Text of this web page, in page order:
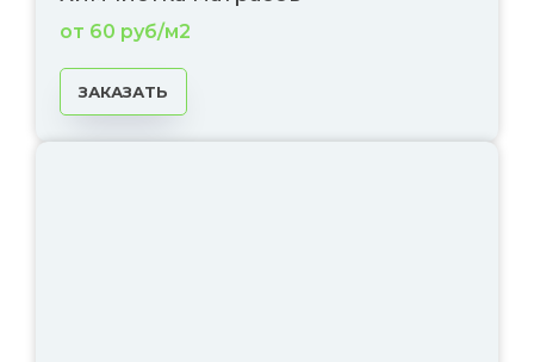
от 60 руб/м2
ЗАКАЗАТЬ